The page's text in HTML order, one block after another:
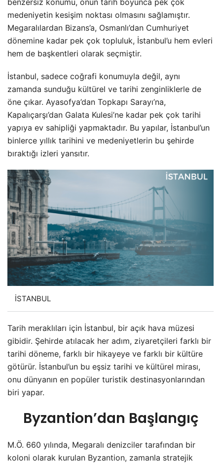
benzersiz konumu, onun tarih boyunca pek çok
medeniyetin kesişim noktası olmasını sağlamıştır.
Megaralılardan Bizans’a, Osmanlı’dan Cumhuriyet
dönemine kadar pek çok topluluk, İstanbul’u hem evleri
hem de başkentleri olarak seçmiştir.
İstanbul, sadece coğrafi konumuyla değil, aynı
zamanda sunduğu kültürel ve tarihi zenginliklerle de
öne çıkar. Ayasofya’dan Topkapı Sarayı’na,
Kapalıçarşı’dan Galata Kulesi’ne kadar pek çok tarihi
yapıya ev sahipliği yapmaktadır. Bu yapılar, İstanbul’un
binlerce yıllık tarihini ve medeniyetlerin bu şehirde
bıraktığı izleri yansıtır.
İSTANBUL
Tarih meraklıları için İstanbul, bir açık hava müzesi
gibidir. Şehirde atılacak her adım, ziyaretçileri farklı bir
tarihi döneme, farklı bir hikayeye ve farklı bir kültüre
götürür. İstanbul’un bu eşsiz tarihi ve kültürel mirası,
onu dünyanın en popüler turistik destinasyonlarından
biri yapar.
Byzantion’dan Başlangıç
M.Ö. 660 yılında, Megaralı denizciler tarafından bir
koloni olarak kurulan Byzantion, zamanla stratejik